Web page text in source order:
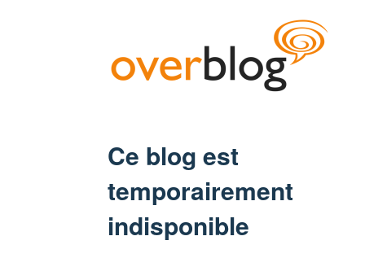
Ce blog est
temporairement
indisponible